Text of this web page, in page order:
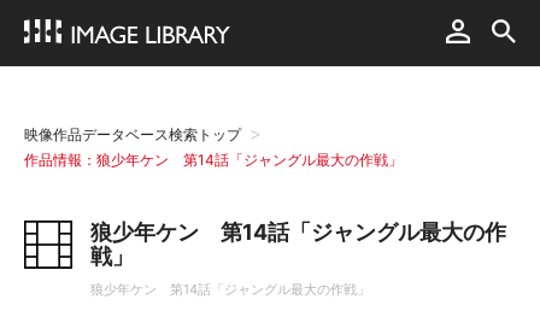
映像作品データベース検索トップ
作品情報：狼少年ケン 第14話「ジャングル最大の作戦」
狼少年ケン 第14話「ジャングル最大の作
戦」
狼少年ケン 第14話「ジャングル最大の作戦」